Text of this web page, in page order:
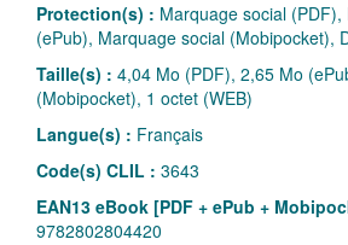
Protection(s) : Marquage social
(ePub), Marquage social (Mobipocket),
Taille(s) : 4,04 Mo (PDF), 2,65 Mo
(Mobipocket), 1 octet (WEB)
Langue(s) : Français
Code(s) CLIL : 3643
EAN13 eBook [PDF + ePub +
9782802804420